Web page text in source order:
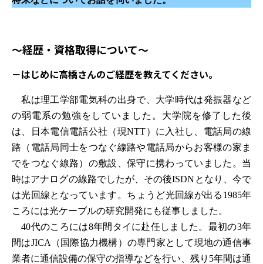
～経歴・資格取得について～
－はじめに高橋さんのご経歴を教えてください。
私は理工学部電気科の出身で、大学時代は発振器など
の弱電系の勉強をしていました。大学院を修了した後
は、日本電信電話公社（現NTT）に入社し、電話局の線
路（電話局同士をつなぐ線路や電話局からお客様の家ま
でをつなぐ線路）の敷設、保守に携わっていました。当
時はアナログの線路でしたが、その後ISDNとなり、今で
は光回線となっています。ちょうど光回線が出る1985年
ころには光ケーブルの研究開発にも従事しました。
40代のころには8年間タイに赴任しました。最初の3年
間はJICA（国際協力機構）の専門家として現地の通信事
業者に通信設備の保守の指導などを行い、残り5年間は通